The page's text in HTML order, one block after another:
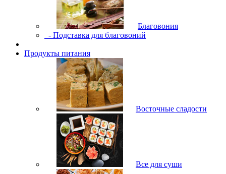
Благовония
- Подставка для благовоний
Продукты питания
Восточные сладости
Все для суши